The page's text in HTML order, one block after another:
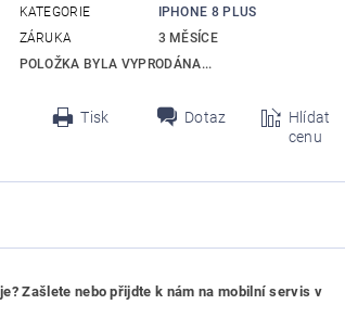
KATEGORIE
IPHONE 8 PLUS
ZÁRUKA
3 MĚSÍCE
POLOŽKA BYLA VYPRODÁNA...
Tisk Dotaz
Hlídat
cenu
Zašlete nebo přijdte k nám na mobilní servis v